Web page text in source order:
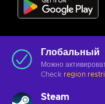
Глобальный
Можно
Check region
Steam